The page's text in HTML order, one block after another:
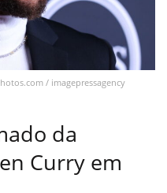
/ imagepressagency
da
Curry em